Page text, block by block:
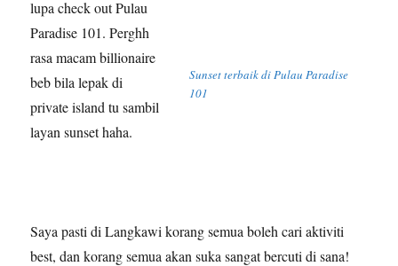
Sunset terbaik di Pulau Paradise
101
lupa check out Pulau
Paradise 101. Perghh
rasa macam billionaire
beb bila lepak di
private island tu sambil
layan sunset haha.
Saya pasti di Langkawi korang semua boleh cari aktiviti
best, dan korang semua akan suka sangat bercuti di sana!